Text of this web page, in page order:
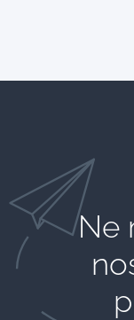
Ne